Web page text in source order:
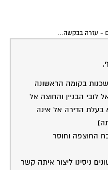
- עזרה בבקשה…
בקומה הראשונה
לובי הבניין והחוצה אל
הדירה אל אינה
החוצפה וחוסר
ניסינו ליצור איתה קשר